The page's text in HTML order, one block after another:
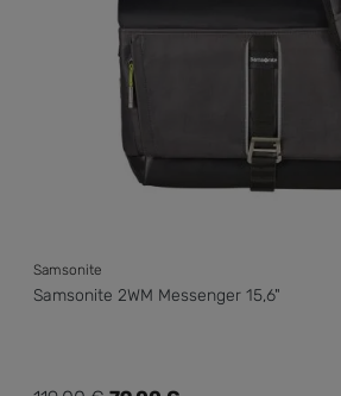
Samsonite
Samsonite 2WM Messenger 15,6"